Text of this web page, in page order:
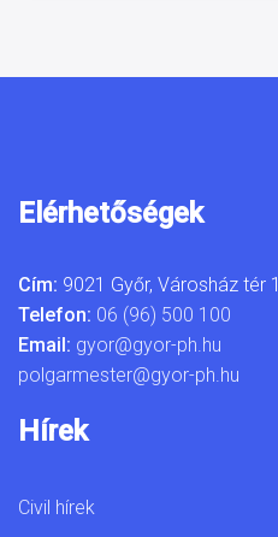
Elérhetőségek
Cím: 9021 Győr, Városház tér 1.
Telefon: 06 (96) 500 100
Email: gyor@gyor-ph.hu
polgarmester@gyor-ph.hu
Hírek
Civil hírek